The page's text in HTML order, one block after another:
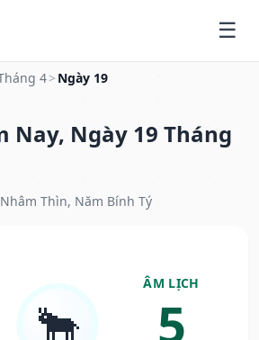
4> Ngày 19
Nay, Ngày 19 Tháng
Thìn, Năm Bính Tý
🐂
ÂM LỊCH
5